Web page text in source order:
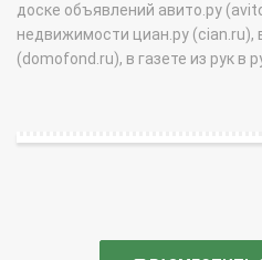
доске объявлений авито.ру
недвижимости циан.ру (cian.ru),
(domofond.ru), в газете из рук в